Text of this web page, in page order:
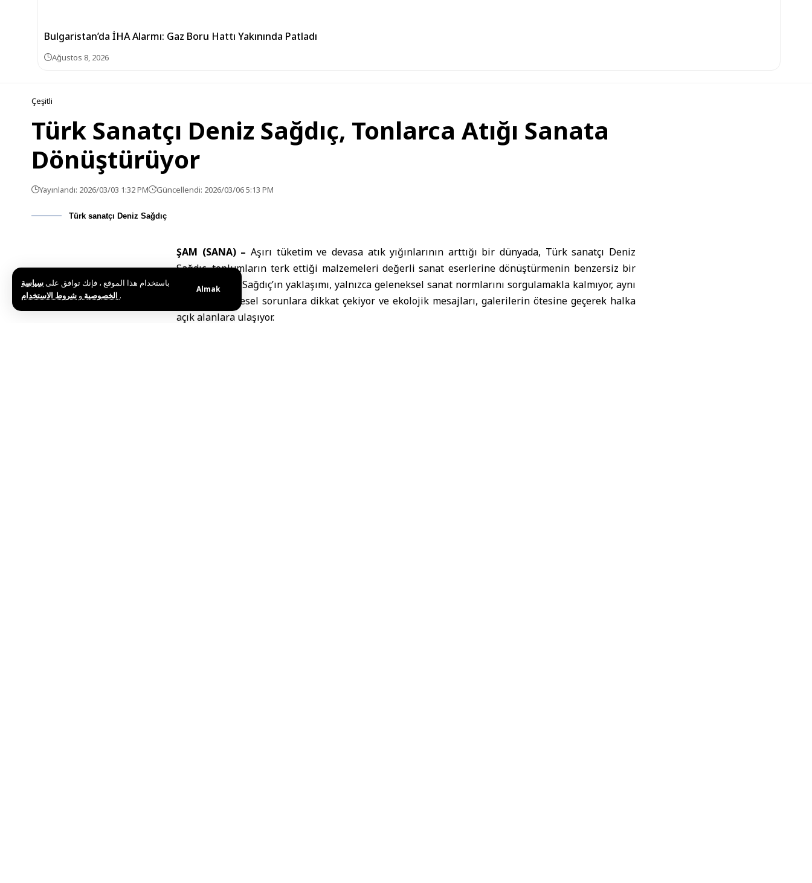
باستخدام هذا الموقع ، فإنك توافق علىسياسة
الخصوصية و .
Almak
Bulgaristan’da İHA Alarmı: Gaz Boru Hattı Yakınında Patladı
Ağustos 8, 2026
Çeşitli
Türk Sanatçı Deniz Sağdıç, Tonlarca Atığı Sanata
Dönüştürüyor
Yayınlandı: 2026/03/03 1:32 PM Güncellendi: 2026/03/06 5:13 PM
Türk sanatçı Deniz Sağdıç
ŞAM (SANA) – Aşırı tüketim ve devasa atık yığınlarının arttığı bir dünyada, Türk sanatçı Deniz
Sağdıç, toplumların terk ettiği malzemeleri değerli sanat eserlerine dönüştürmenin benzersiz bir
yolunu buldu. Sağdıç’ın yaklaşımı, yalnızca geleneksel sanat normlarını sorgulamakla kalmıyor, aynı
zamanda çevresel sorunlara dikkat çekiyor ve ekolojik mesajları, galerilerin ötesine geçerek halka
açık alanlara ulaşıyor.